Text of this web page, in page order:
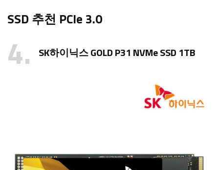
SSD 추천 PCIe 3.0
4 SK하이닉스 GOLD P31 NVMe SSD 1TB